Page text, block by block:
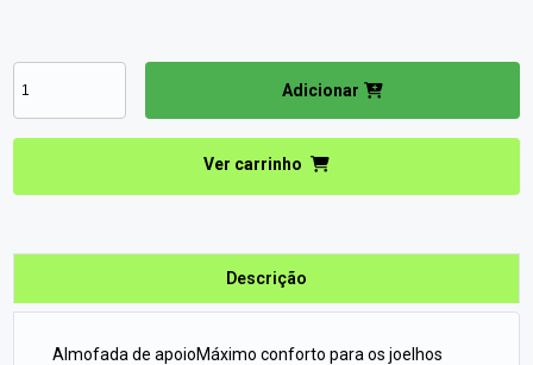
Adicionar
Ver carrinho
Descrição
Almofada de apoioMáximo conforto para os joelhos